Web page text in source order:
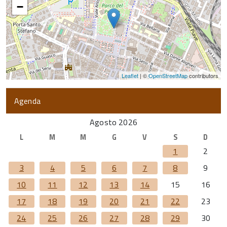
−
Leaflet | ©OpenStreetMapcontributors
Agenda
Agosto 2026
L M M G V S D
1
2
3
4 5 6 7 8
9
10
11 12 13 14 15
16
17
18 19 20 21 22
23
24
25 26 27 28 29
30